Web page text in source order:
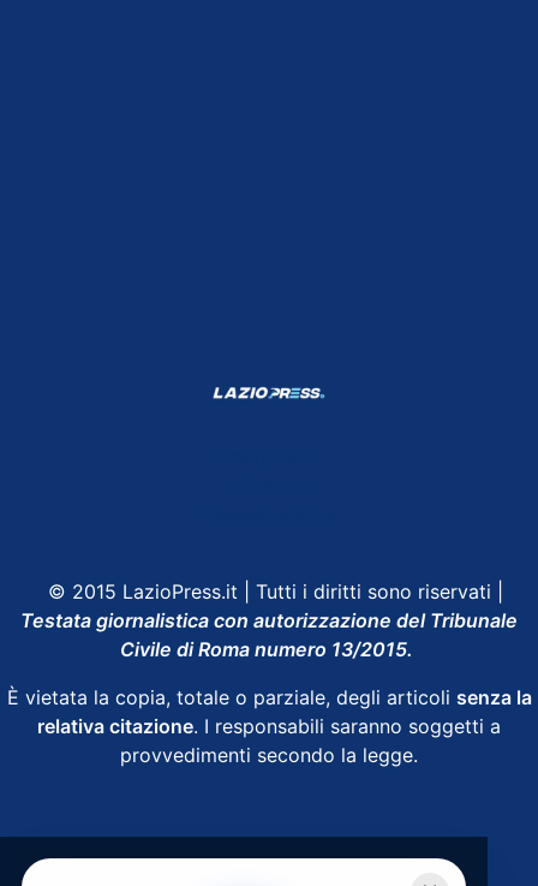
© 2015 LazioPress.it | Tutti i diritti sono riservati |
Testata giornalistica con autorizzazione del Tribunale
Civile di Roma numero 13/2015.
È vietata la copia, totale o parziale, degli articoli senza la
relativa citazione. I responsabili saranno soggetti a
provvedimenti secondo la legge.